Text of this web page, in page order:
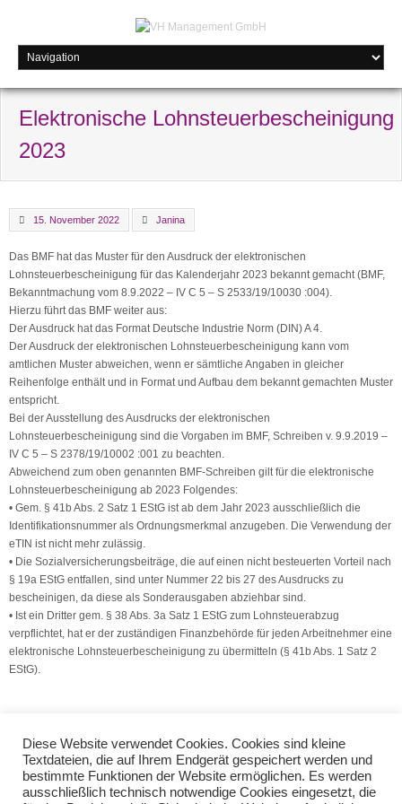
Elektronische Lohnsteuerbescheinigung
2023
15. November 2022 Janina
Das BMF hat das Muster für den Ausdruck der elektronischen
Lohnsteuerbescheinigung für das Kalenderjahr 2023 bekannt gemacht (BMF,
Bekanntmachung vom 8.9.2022 – IV C 5 – S 2533/19/10030 :004).
Hierzu führt das BMF weiter aus:
Der Ausdruck hat das Format Deutsche Industrie Norm (DIN) A 4.
Der Ausdruck der elektronischen Lohnsteuerbescheinigung kann vom
amtlichen Muster abweichen, wenn er sämtliche Angaben in gleicher
Reihenfolge enthält und in Format und Aufbau dem bekannt gemachten Muster
entspricht.
Bei der Ausstellung des Ausdrucks der elektronischen
Lohnsteuerbescheinigung sind die Vorgaben im BMF, Schreiben v. 9.9.2019 –
IV C 5 – S 2378/19/10002 :001 zu beachten.
Abweichend zum oben genannten BMF-Schreiben gilt für die elektronische
Lohnsteuerbescheinigung ab 2023 Folgendes:
• Gem. § 41b Abs. 2 Satz 1 EStG ist ab dem Jahr 2023 ausschließlich die
Identifikationsnummer als Ordnungsmerkmal anzugeben. Die Verwendung der
eTIN ist nicht mehr zulässig.
• Die Sozialversicherungsbeiträge, die auf einen nicht besteuerten Vorteil nach
§ 19a EStG entfallen, sind unter Nummer 22 bis 27 des Ausdrucks zu
bescheinigen, da diese als Sonderausgaben abziehbar sind.
• Ist ein Dritter gem. § 38 Abs. 3a Satz 1 EStG zum Lohnsteuerabzug
verpflichtet, hat er der zuständigen Finanzbehörde für jeden Arbeitnehmer eine
elektronische Lohnsteuerbescheinigung zu übermitteln (§ 41b Abs. 1 Satz 2
EStG).
(Quelle: V.S.H. Dienstleistungs GmbH)
Einnahmenüberschussrechnung: Anlage EÜR 2022
Entwurf eines Jahressteuergesetzes 2022
Diese Website verwendet Cookies. Cookies sind kleine
Textdateien, die auf Ihrem Endgerät gespeichert werden und
bestimmte Funktionen der Website ermöglichen. Es werden
ausschließlich technisch notwendige Cookies eingesetzt, die